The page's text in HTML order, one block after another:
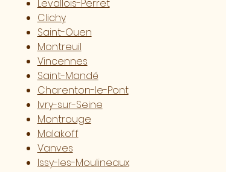
Levallois-Perret
Clichy
Saint-Ouen
Montreuil
Vincennes
Saint-Mandé
Charenton-le-Pont
Ivry-sur-Seine
Montrouge
Malakoff
Vanves
Issy-les-Moulineaux